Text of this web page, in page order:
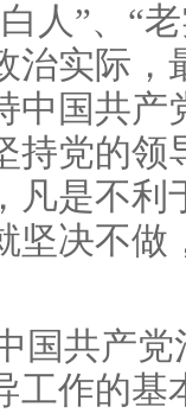
人”、“
治实际，
中国共产
持党的领
凡是不利
坚决不做
国共产
工作的基